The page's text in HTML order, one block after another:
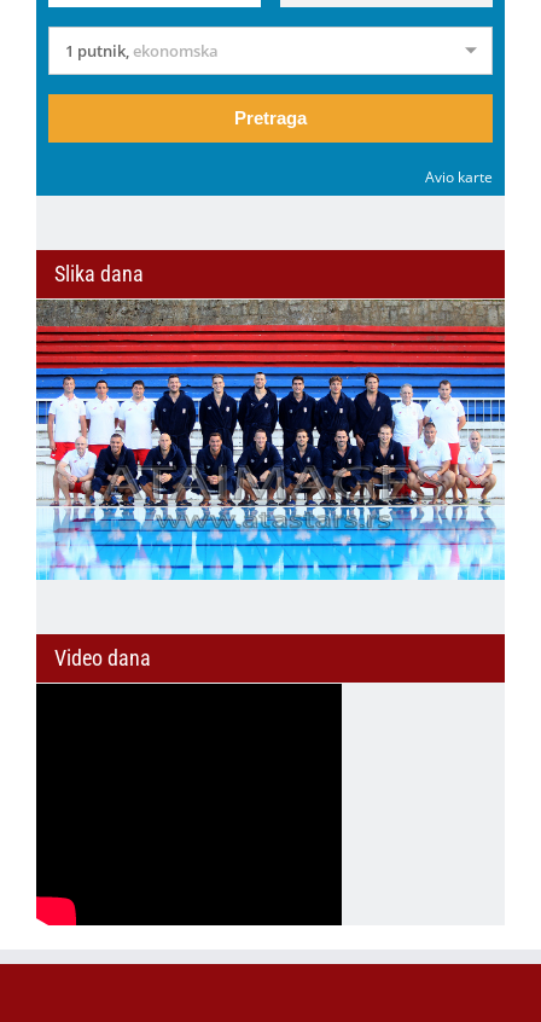
1 putnik,ekonomska
Pretraga
Avio karte
Slika dana
Video dana